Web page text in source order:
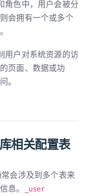
角色中，用户会被分
会拥有一个或多个
用户对系统资源的访
页面、数据或功
。
相关配置表
会涉及到多个表来
息。
_user